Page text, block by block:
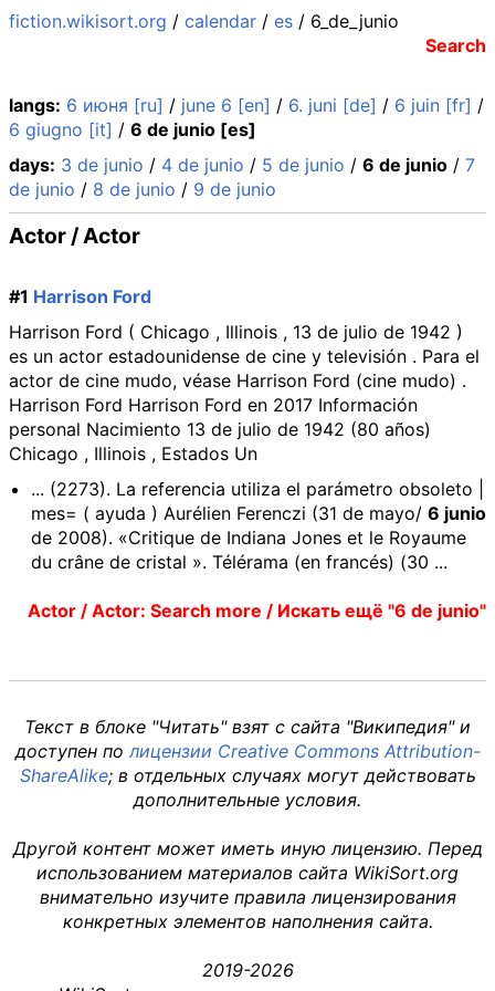
fiction.wikisort.org / calendar / es / 6_de_junio
Search
langs: 6 июня [ru] / june 6 [en] / 6. juni [de] / 6 juin [fr] /
6 giugno [it] / 6 de junio [es]
days: 3 de junio / 4 de junio / 5 de junio / 6 de junio / 7
de junio / 8 de junio / 9 de junio
Actor / Actor
#1 Harrison Ford
Harrison Ford ( Chicago , Illinois , 13 de julio de 1942 )
es un actor estadounidense de cine y televisión . Para el
actor de cine mudo, véase Harrison Ford (cine mudo) .
Harrison Ford Harrison Ford en 2017 Información
personal Nacimiento 13 de julio de 1942 (80 años)
Chicago , Illinois , Estados Un
... (2273). La referencia utiliza el parámetro obsoleto |
mes= ( ayuda ) Aurélien Ferenczi (31 de mayo/ 6 junio
de 2008). «Critique de Indiana Jones et le Royaume
du crâne de cristal ». Télérama (en francés) (30 ...
Actor / Actor: Search more / Искать ещё "6 de junio"
Текст в блоке "Читать" взят с сайта "Википедия" и
доступен полицензии Creative Commons Attribution-
ShareAlike; в отдельных случаях могут действовать
дополнительные условия.
Другой контент может иметь иную лицензию. Перед
использованием материалов сайта WikiSort.org
внимательно изучите правила лицензирования
конкретных элементов наполнения сайта.
2019-2026